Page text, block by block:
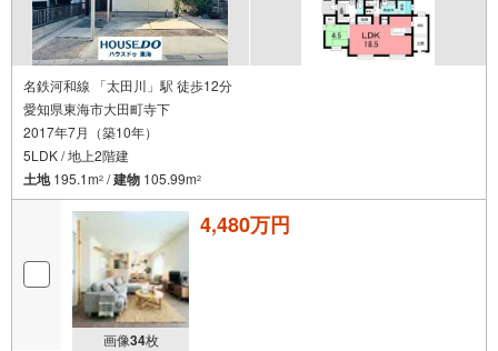
名鉄河和線 「太田川」駅 徒歩12分
愛知県東海市大田町寺下
2017年7月（築10年）
5LDK / 地上2階建
土地195.1m2 /建物 105.99m2
画像34枚
4,480万円